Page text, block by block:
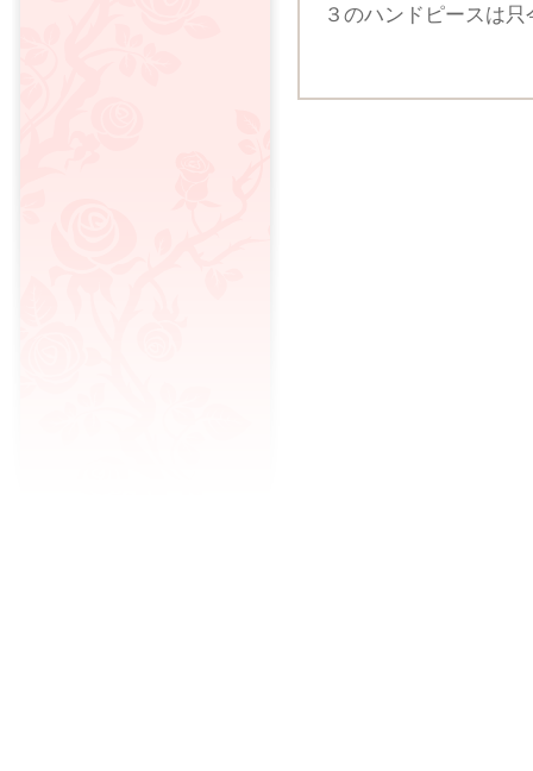
３のハンドピースは